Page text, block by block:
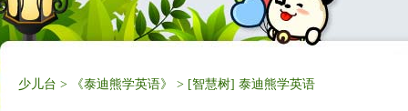
少儿台 > 《泰迪熊学英语》 > [智慧树] 泰迪熊学英语